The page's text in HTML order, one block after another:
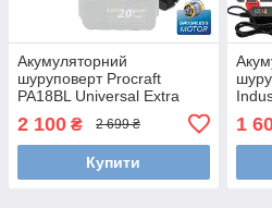
Акумуляторний
шуруповерт Procraft
PA18BL Universal Extra
АКБ та ЗП)
2 100 ₴ 2 699 ₴
Купити
1